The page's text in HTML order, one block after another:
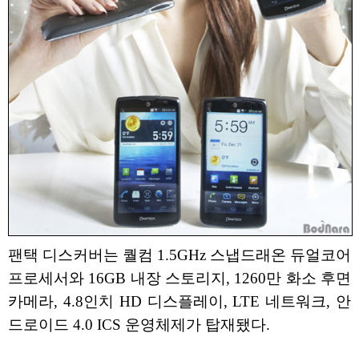
팬택 디스커버는 퀄컴 1.5GHz 스냅드래온 듀얼코어
프로세서와 16GB 내장 스토리지, 1260만 화소 후면
카메라, 4.8인치 HD 디스플레이, LTE 네트워크, 안
드로이드 4.0 ICS 운영체제가 탑재됐다.